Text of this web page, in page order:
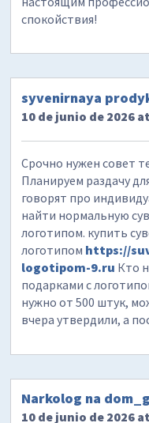
спокойствия!
syvenirnaya
10 de junio de 2026
Срочно нужен совет
Планируем раздачу
говорят про
найти нормальную
логотипом. купить
логотипом https://
logotipom-9.ru Кто
подарками с
нужно от 500 штук,
вчера утвердили, а
Narkolog na
10 de junio de 2026